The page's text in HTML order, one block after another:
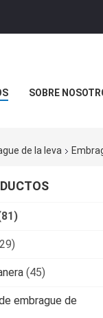
SOBRE
de la leva
(45)
embrague de